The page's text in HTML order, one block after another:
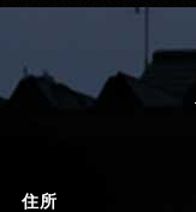
住所